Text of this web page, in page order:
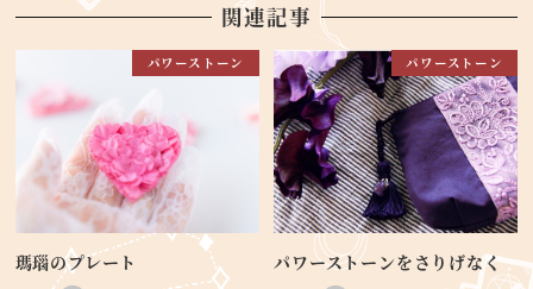
関連記事
パワーストーン
瑪瑙のプレート
パワーストーン
パワーストーンをさりげなく